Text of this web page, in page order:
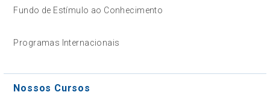
Fundo de Estímulo ao Conhecimento
Programas Internacionais
Nossos Cursos